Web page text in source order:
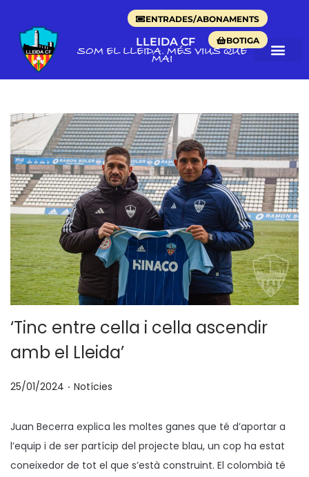
ENTRADES/ABONAMENTS
BOTIGA
LLEIDA CF
SOM EL LLEIDA. MÉS VIUS QUE
MAI
‘Tinc entre cella i cella ascendir
amb el Lleida’
p
s
a
t
25/01/2024 . P
b
l
i
Notícies
Juan Becerra explica les moltes ganes que té d’aportar a
l’equip i de ser partícip del projecte blau, un cop ha estat
coneixedor de tot el que s’està construint. El colombià té